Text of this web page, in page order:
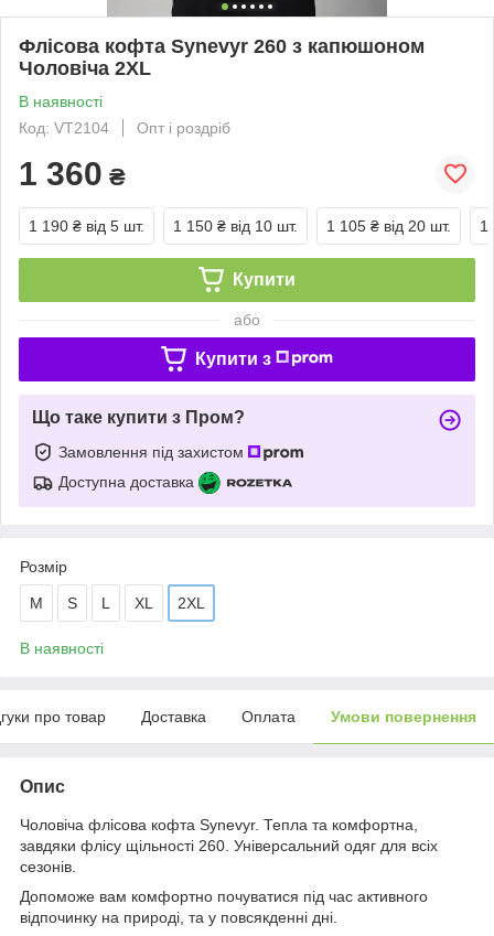
Флісова кофта Synevyr 260 з капюшоном
Чоловіча 2XL
В наявності
Код: VT2104
Опт і роздріб
1 360 ₴
1 190 ₴ від 5 шт. 1 150 ₴ від 10 шт. 1 105 ₴ від 20 шт. 1
Купити
або
Купити з
Що таке купити з Пром?
Замовлення під захистом
Доступна доставка
Розмір
M S L XL 2XL
В наявності
про товар Доставка Оплата Умови повернення
Опис
Чоловіча флісова кофта Synevyr. Тепла та комфортна,
завдяки флісу щільності 260. Універсальний одяг для всіх
сезонів.
Допоможе вам комфортно почуватися під час активного
відпочинку на природі, та у повсякденні дні.